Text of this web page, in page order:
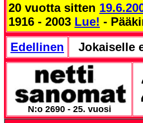
20 vuotta sitten
1916 - 2003 Lue! -
Edellinen
Jokaiselle
N:o 2690 - 25. vuosi